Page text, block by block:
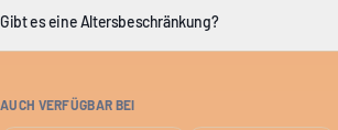
Gibt es eine Altersbeschränkung?
AUCH VERFÜGBAR BEI